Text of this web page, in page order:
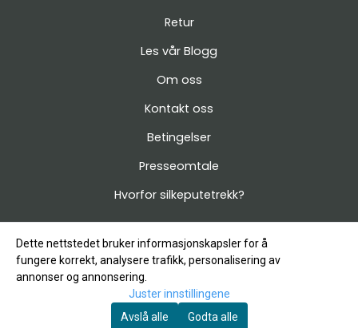
Retur
Les vår Blogg
Om oss
Kontakt oss
Betingelser
Presseomtale
Hvorfor silkeputetrekk?
© Copyright Company, org. number 912 399 885
Dette nettstedet bruker informasjonskapsler for å
fungere korrekt, analysere trafikk, personalisering av
annonser og annonsering.
Juster innstillingene
Avslå alle
Godta alle